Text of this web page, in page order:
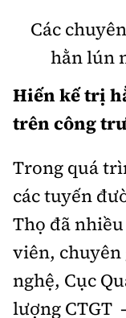
Các
hằn lún
Hiến kế trị
trên công
Trong quá
các tuyến
Thọ đã
viên, chuyên
nghệ, Cục
lượng CTGT